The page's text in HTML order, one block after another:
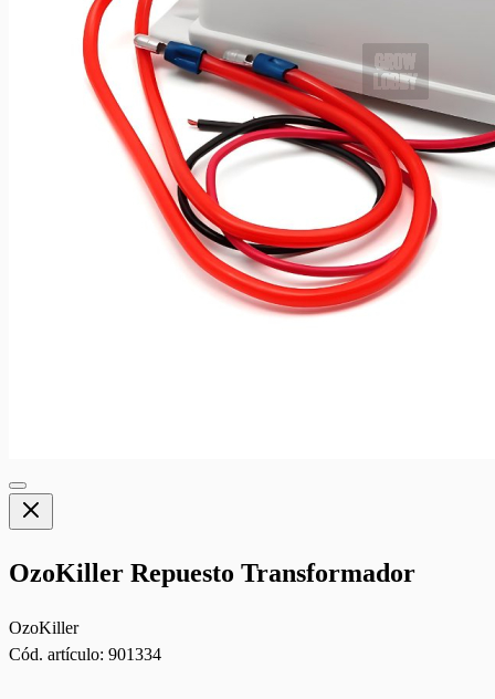
OzoKiller Repuesto Transformador
OzoKiller
Cód. artículo: 901334